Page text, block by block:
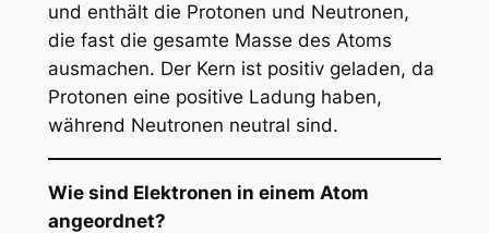
und enthält die Protonen und Neutronen,
die fast die gesamte Masse des Atoms
ausmachen. Der Kern ist positiv geladen, da
Protonen eine positive Ladung haben,
während Neutronen neutral sind.
Wie sind Elektronen in einem Atom
angeordnet?